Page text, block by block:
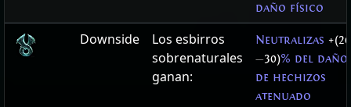
daño físico
Downside
Los esbirros
sobrenaturales
ganan:
Neutralizas +(20
—30)% del daño
de hechizos
atenuado